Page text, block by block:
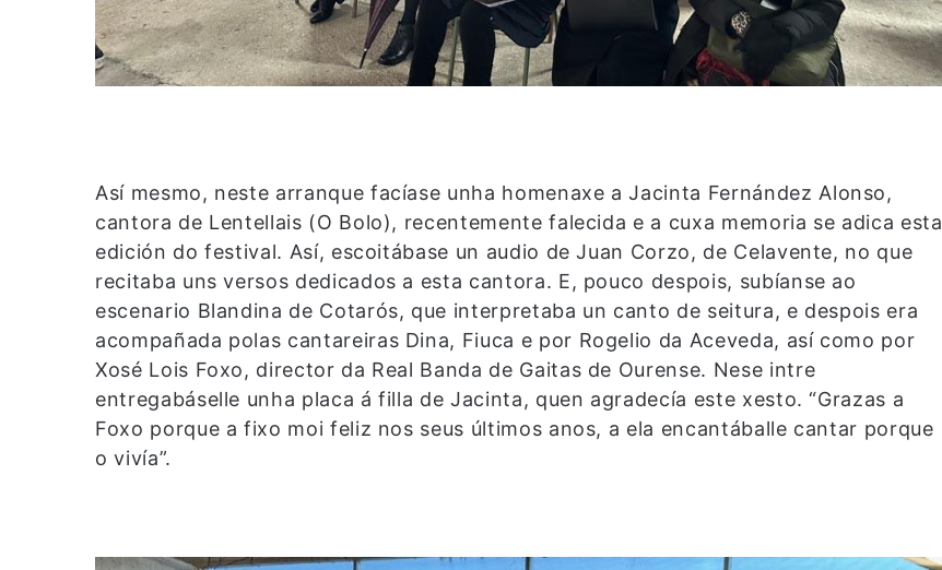
Así mesmo, neste arranque facíase unha homenaxe a Jacinta Fernández Alonso,
cantora de Lentellais (O Bolo), recentemente falecida e a cuxa memoria se adica esta
edición do festival. Así, escoitábase un audio de Juan Corzo, de Celavente, no que
recitaba uns versos dedicados a esta cantora. E, pouco despois, subíanse ao
escenario Blandina de Cotarós, que interpretaba un canto de seitura, e despois era
acompañada polas cantareiras Dina, Fiuca e por Rogelio da Aceveda, así como por
Xosé Lois Foxo, director da Real Banda de Gaitas de Ourense. Nese intre
entregabáselle unha placa á filla de Jacinta, quen agradecía este xesto. “Grazas a
Foxo porque a fixo moi feliz nos seus últimos anos, a ela encantáballe cantar porque
o vivía”.